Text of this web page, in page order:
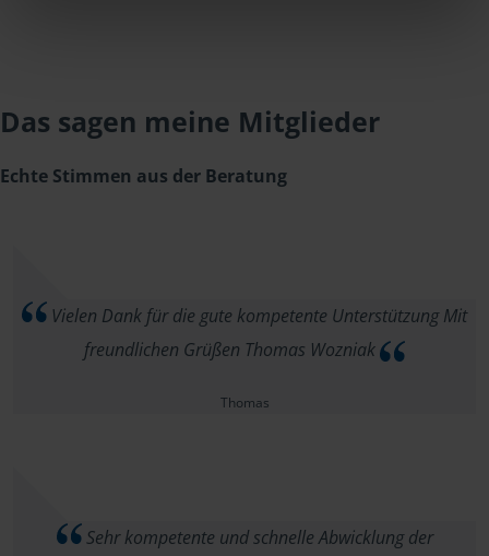
Das sagen meine Mitglieder
Echte Stimmen aus der Beratung
Vielen Dank für die gute kompetente Unterstützung Mit
freundlichen Grüßen Thomas Wozniak
Thomas
Sehr kompetente und schnelle Abwicklung der